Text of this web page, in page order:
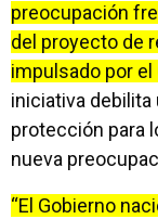
preocupación
del proyecto de
impulsado por el
iniciativa
protección para
nueva
“El Gobierno